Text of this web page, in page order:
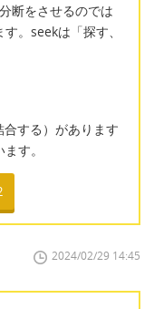
断をさせるのでは
。seekは「探す、
する）があります
す。
2024/02/29 14:45